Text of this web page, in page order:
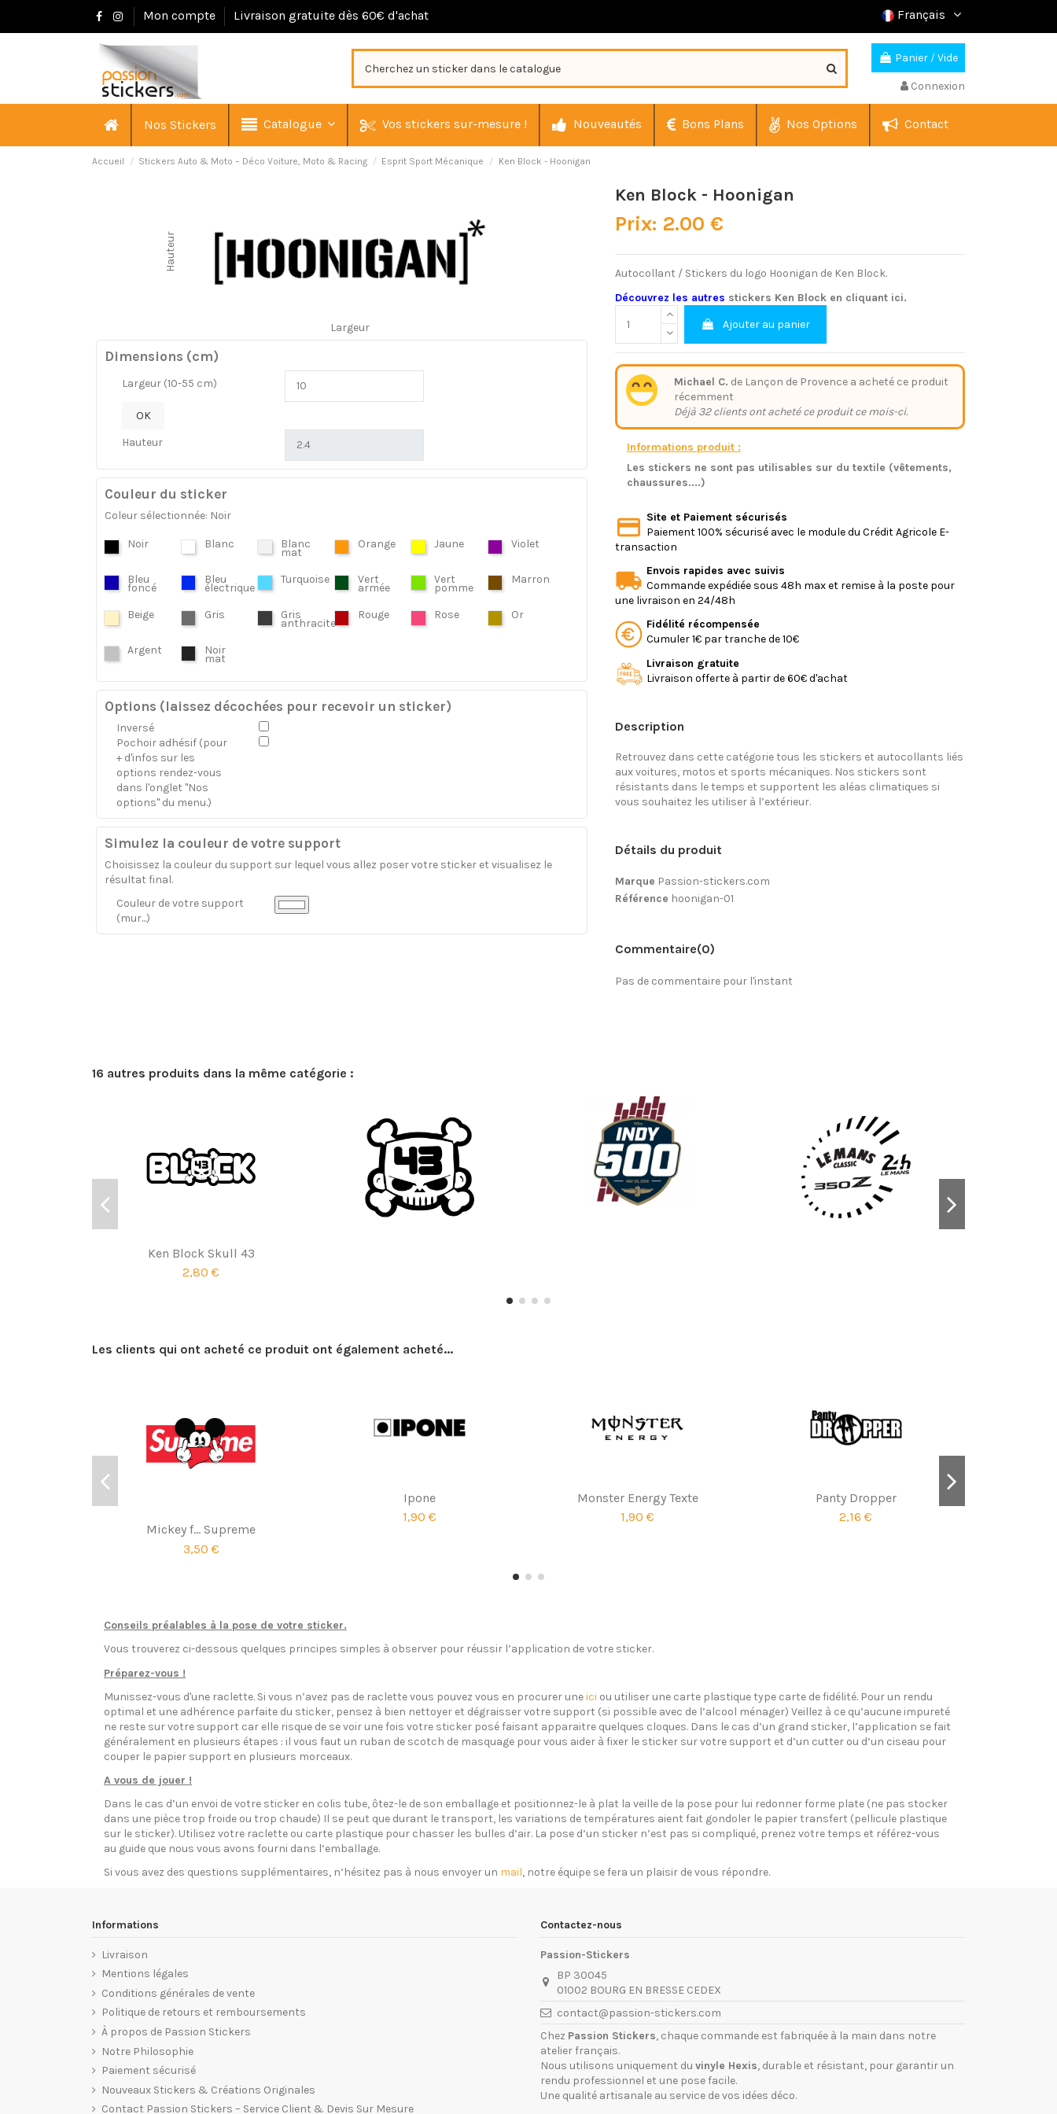
Mon compte Livraison gratuite dès 60€ d'achat Français
Panier /Vide
Connexion
Nos Stickers Catalogue Vos stickers sur-mesure ! Nouveautés Bons Plans Nos Options Contact
Accueil Stickers Auto & Moto – Déco Voiture, Moto & Racing Esprit Sport Mécanique Ken Block - Hoonigan
Hauteur
Largeur
Dimensions (cm)
Largeur (10-55 cm)
OK
Hauteur
Couleur du sticker
Coleur sélectionnée: Noir
Noir Blanc Blanc
mat
Orange Jaune Violet
Bleu
foncé
Bleu
électrique
Turquoise Vert
armée
Vert
pomme
Marron
Beige Gris Gris
anthracite
Rouge Rose Or
Argent Noir
mat
Options (laissez décochées pour recevoir un sticker)
Inversé
Pochoir adhésif (pour
+ d'infos sur les
options rendez-vous
dans l'onglet "Nos
options" du menu.)
Simulez la couleur de votre support
Choisissez la couleur du support sur lequel vous allez poser votre sticker et visualisez le
résultat final.
Couleur de votre support
(mur...)
Ken Block - Hoonigan
Prix: 2.00 €
Autocollant / Stickers du logo Hoonigan de Ken Block.
Découvrez les autres stickers Ken Block en cliquant ici.
Ajouter au panier
Michael C. de Lançon de Provence a acheté ce produit
récemment
Déjà 32 clients ont acheté ce produit ce mois-ci.
Informations produit :
Les stickers ne sont pas utilisables sur du textile (vêtements,
chaussures....)
Site et Paiement sécurisés
Paiement 100% sécurisé avec le module du Crédit Agricole E-
transaction
Envois rapides avec suivis
Commande expédiée sous 48h max et remise à la poste pour
une livraison en 24/48h
Fidélité récompensée
Cumuler 1€ par tranche de 10€
Livraison gratuite
Livraison offerte à partir de 60€ d'achat
Description
Retrouvez dans cette catégorie tous les stickers et autocollants liés
aux voitures, motos et sports mécaniques. Nos stickers sont
résistants dans le temps et supportent les aléas climatiques si
vous souhaitez les utiliser à l’extérieur.
Détails du produit
Marque Passion-stickers.com
Référence hoonigan-01
Commentaire(0)
Pas de commentaire pour l'instant
16 autres produits dans la même catégorie :
Ken Block Skull 43
2,80 €
Les clients qui ont acheté ce produit ont également acheté...
Mickey f... Supreme
3,50 €
Ipone
1,90 €
Monster Energy Texte
1,90 €
Panty Dropper
2,16 €
Conseils préalables à la pose de votre sticker.
Vous trouverez ci-dessous quelques principes simples à observer pour réussir l’application de votre sticker.
Préparez-vous !
Munissez-vous d'une raclette. Si vous n’avez pas de raclette vous pouvez vous en procurer uneici ou utiliser une carte plastique type carte de fidélité. Pour un rendu
optimal et une adhérence parfaite du sticker, pensez à bien nettoyer et dégraisser votre support (si possible avec de l’alcool ménager) Veillez à ce qu’aucune impureté
ne reste sur votre support car elle risque de se voir une fois votre sticker posé faisant apparaitre quelques cloques. Dans le cas d’un grand sticker, l’application se fait
généralement en plusieurs étapes : il vous faut un ruban de scotch de masquage pour vous aider à fixer le sticker sur votre support et d’un cutter ou d’un ciseau pour
couper le papier support en plusieurs morceaux.
A vous de jouer !
Dans le cas d’un envoi de votre sticker en colis tube, ôtez-le de son emballage et positionnez-le à plat la veille de la pose pour lui redonner forme plate (ne pas stocker
dans une pièce trop froide ou trop chaude) Il se peut que durant le transport, les variations de températures aient fait gondoler le papier transfert (pellicule plastique
sur le sticker). Utilisez votre raclette ou carte plastique pour chasser les bulles d’air. La pose d’un sticker n’est pas si compliqué, prenez votre temps et référez-vous
au guide que nous vous avons fourni dans l’emballage.
Si vous avez des questions supplémentaires, n’hésitez pas à nous envoyer un mail, notre équipe se fera un plaisir de vous répondre.
Informations
Livraison
Mentions légales
Conditions générales de vente
Politique de retours et remboursements
À propos de Passion Stickers
Notre Philosophie
Paiement sécurisé
Nouveaux Stickers & Créations Originales
Contact Passion Stickers – Service Client & Devis Sur Mesure
Contactez-nous
Passion-Stickers
BP 30045
01002 BOURG EN BRESSE CEDEX
contact@passion-stickers.com
Chez Passion Stickers, chaque commande est fabriquée à la main dans notre
atelier français.
Nous utilisons uniquement du vinyle Hexis, durable et résistant, pour garantir un
rendu professionnel et une pose facile.
Une qualité artisanale au service de vos idées déco.